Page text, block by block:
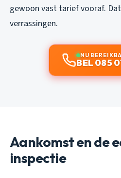
gewoon vast tarief vooraf.
verrassingen.
NU
BEL 085
Aankomst en de
inspectie